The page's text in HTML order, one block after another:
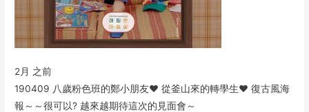
2月 之前
190409 八歲粉色班的鄭小朋友♥️ 從釜山來的轉學生♥️ 復古風海
報～～很可以? 越來越期待這次的見面會～